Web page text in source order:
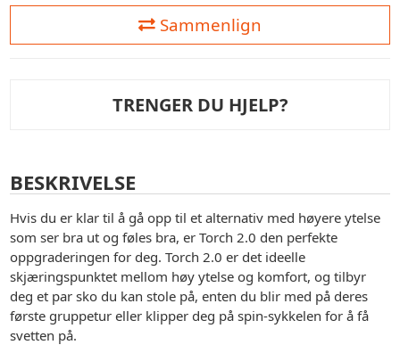
Sammenlign
TRENGER DU HJELP?
BESKRIVELSE
Hvis du er klar til å gå opp til et alternativ med høyere ytelse
som ser bra ut og føles bra, er Torch 2.0 den perfekte
oppgraderingen for deg. Torch 2.0 er det ideelle
skjæringspunktet mellom høy ytelse og komfort, og tilbyr
deg et par sko du kan stole på, enten du blir med på deres
første gruppetur eller klipper deg på spin-sykkelen for å få
svetten på.